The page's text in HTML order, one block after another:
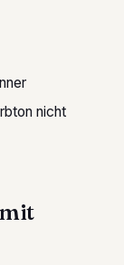
nicht